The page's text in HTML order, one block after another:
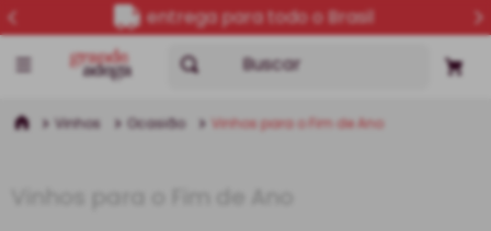
entrega para todo o Brasil
Buscar
Vinhos Ocasião Vinhos para o Fim de Ano